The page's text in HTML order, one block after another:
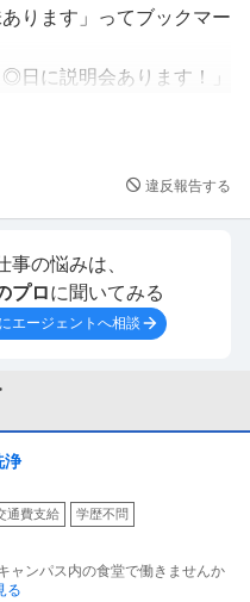
ります」ってブックマー
日に説明会あります！」
りした内容ではないで
求めることが多いです）
違反報告する
事の悩みは、
プロに聞いてみる
エージェントへ相談
浄
通費支給 学歴不問
ャンパス内の食堂で働きませんか
る